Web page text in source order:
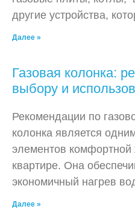
другие устройства,
Далее »
Газовая колонка:
выбору и
Рекомендации по
колонка является
элементов
квартире. Она
экономичный нагрев
Далее »